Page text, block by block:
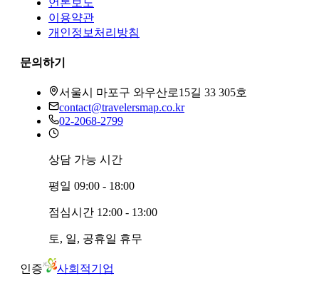
이용약관
개인정보처리방침
문의하기
서울시 마포구 와우산로15길 33 305호
contact@travelersmap.co.kr
02-2068-2799
상담 가능 시간
평일 09:00 - 18:00
점심시간 12:00 - 13:00
토, 일, 공휴일 휴무
인증 사회적기업